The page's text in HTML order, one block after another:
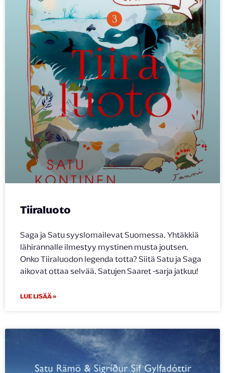
Tiiraluoto
Saga ja Satu syyslomailevat Suomessa. Yhtäkkiä
lähirannalle ilmestyy mystinen musta joutsen.
Onko Tiiraluodon legenda totta? Siitä Satu ja Saga
aikovat ottaa selvää. Satujen Saaret -sarja jatkuu!
LUE LISÄÄ »